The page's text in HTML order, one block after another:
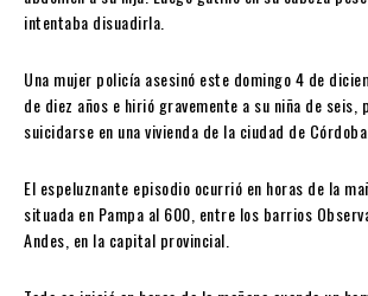
intentaba disuadirla.
Una mujer policía asesinó este domingo 4 de
de diez años e hirió gravemente a su niña de
suicidarse en una vivienda de la ciudad de
El espeluznante episodio ocurrió en horas de la
situada en Pampa al 600, entre los barrios
Andes, en la capital provincial.